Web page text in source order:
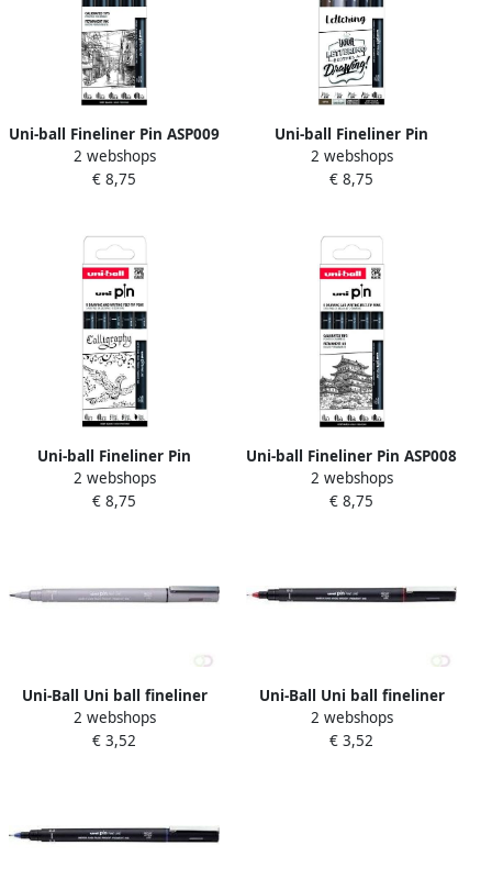
Uni-ball Fineliner Pin ASP009
set Ã 5 breedtes zwart
2 webshops
€ 8,75
Uni-ball Fineliner Pin
Musthave Handlettering
set Ã 5 stuks assorti
2 webshops
€ 8,75
Uni-ball Fineliner Pin
Calligraphie set Ã 5 stuks
assorti
2 webshops
€ 8,75
Uni-ball Fineliner Pin ASP008
set Ã 5 breedtes zwart
2 webshops
€ 8,75
Uni-Ball Uni ball fineliner
Pin brush lichtgrijs
2 webshops
€ 3,52
Uni-Ball Uni ball fineliner
Pin rood 0 3 mm
2 webshops
€ 3,52